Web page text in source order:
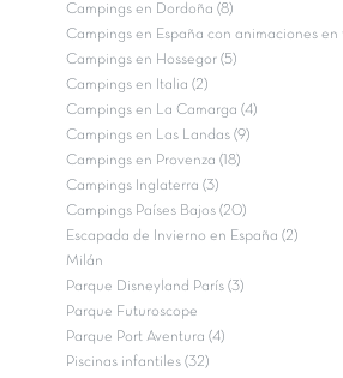
Campings en Dordoña (8)
Campings en España con animaciones
Campings en Hossegor (5)
Campings en Italia (2)
Campings en La Camarga (4)
Campings en Las Landas (9)
Campings en Provenza (18)
Campings Inglaterra (3)
Campings Países Bajos (20)
Escapada de Invierno en España (2)
Milán
Parque Disneyland París (3)
Parque Futuroscope
Parque Port Aventura (4)
Piscinas infantiles (32)